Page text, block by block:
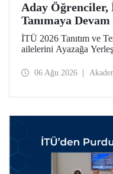
Aday Öğrenciler,
Tanımaya
İTÜ 2026 Tanıtım ve
ailelerini Ayazağa
ilgili fakülte ve birimler
06 Ağu 2026